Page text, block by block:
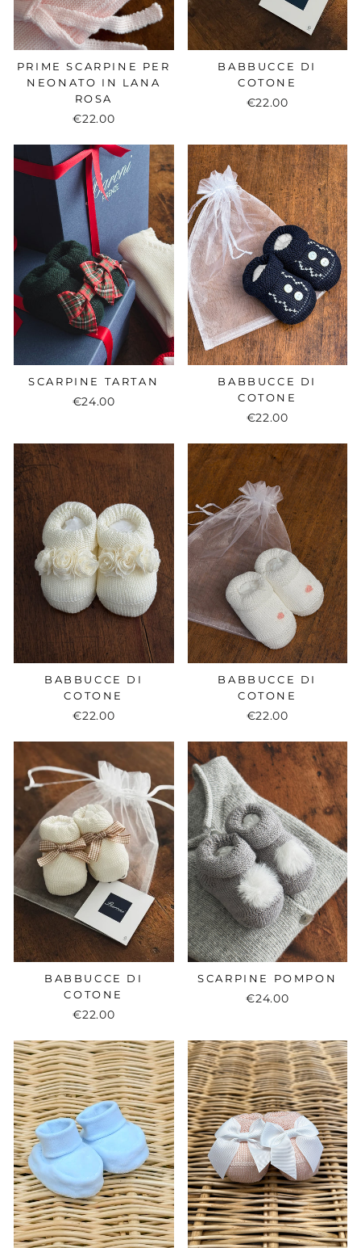
PRIME SCARPINE PER
NEONATO IN LANA
ROSA
€22.00
BABBUCCE DI
COTONE
€22.00
SCARPINE TARTAN
€24.00
BABBUCCE DI
COTONE
€22.00
BABBUCCE DI
COTONE
€22.00
BABBUCCE DI
COTONE
€22.00
BABBUCCE DI
COTONE
€22.00
SCARPINE POMPON
€24.00